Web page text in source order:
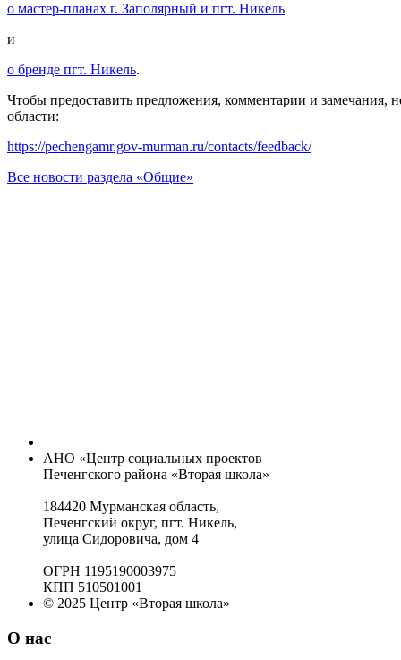
о мастер-планах г. Заполярный и пгт. Никель
и
о бренде пгт. Никель.
Чтобы предоставить предложения, комментарии и замечания,
области:
https://pechengamr.gov-murman.ru/contacts/feedback/
Все новости раздела «Общие»
АНО «Центр социальных проектов
Печенгского района «Вторая школа»
184420 Мурманская область,
Печенгский округ, пгт. Никель,
улица Сидоровича, дом 4
ОГРН 1195190003975
КПП 510501001
© 2025 Центр «Вторая школа»
О нас